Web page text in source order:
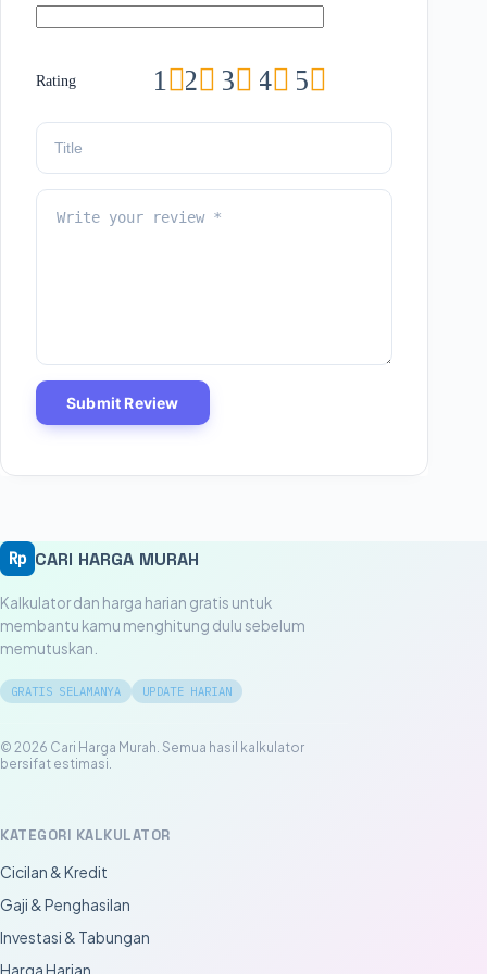
Rating 5
4
3
2
1
Submit Review
Rp CARI HARGA MURAH
Kalkulator dan harga harian gratis untuk
membantu kamu menghitung dulu sebelum
memutuskan.
GRATIS SELAMANYA UPDATE HARIAN
© 2026 Cari Harga Murah. Semua hasil kalkulator
bersifat estimasi.
KATEGORI KALKULATOR
Cicilan & Kredit
Gaji & Penghasilan
Investasi & Tabungan
Harga Harian